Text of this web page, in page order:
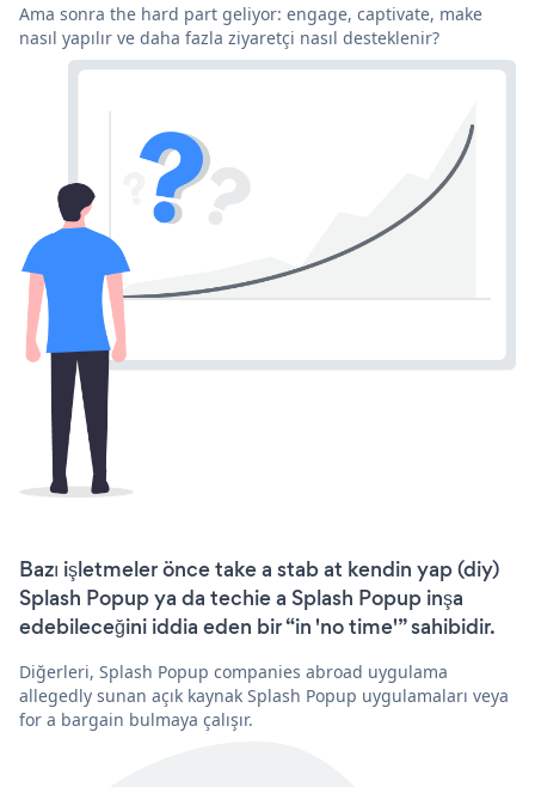
Ama sonra the hard part geliyor: engage, captivate, make
nasıl yapılır ve daha fazla ziyaretçi nasıl desteklenir?
Bazı işletmeler önce take a stab at kendin yap (diy)
Splash Popup ya da techie a Splash Popup inşa
edebileceğini iddia eden bir “in 'no time'” sahibidir.
Diğerleri, Splash Popup companies abroad uygulama
allegedly sunan açık kaynak Splash Popup uygulamaları veya
for a bargain bulmaya çalışır.